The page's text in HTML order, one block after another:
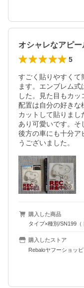
オシャレなアピ
5
すごく貼りやすくて
ます。エンブレム
した。見た目もカッ
配置は自分の好きな
カットして貼りまし
あり可愛いです。そ
後方の車にも十分ア
うございました。
購入した商品
タイプ×種別/SN199
購入したストア
Rebaloヤフーショッ